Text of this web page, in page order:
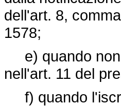
dell'art. 8,
1578;
e) quando non
nell'art. 11 del
f) quando